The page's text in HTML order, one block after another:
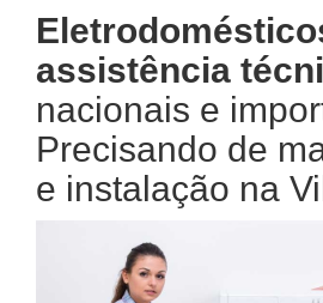
assistência
nacionais e
Precisando de
e instalação na